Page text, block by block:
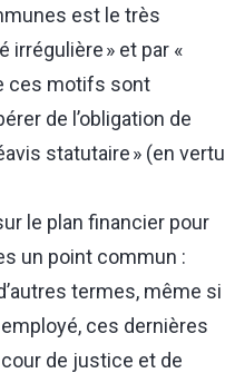
est le très
irrégulière » et par «
ces motifs sont
de l’obligation de
statutaire » (en vertu
le plan financier pour
un point commun :
termes, même si
ces dernières
cour de justice et de